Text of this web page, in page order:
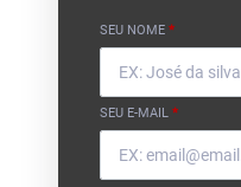
SEU NOME *
SEU E-MAIL *